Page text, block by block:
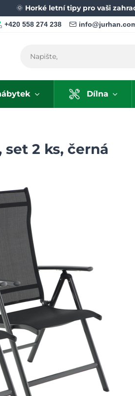
🌞 Horké letní tipy pro vaši
+420 558 274 238
Dílna
set 2 ks, černá